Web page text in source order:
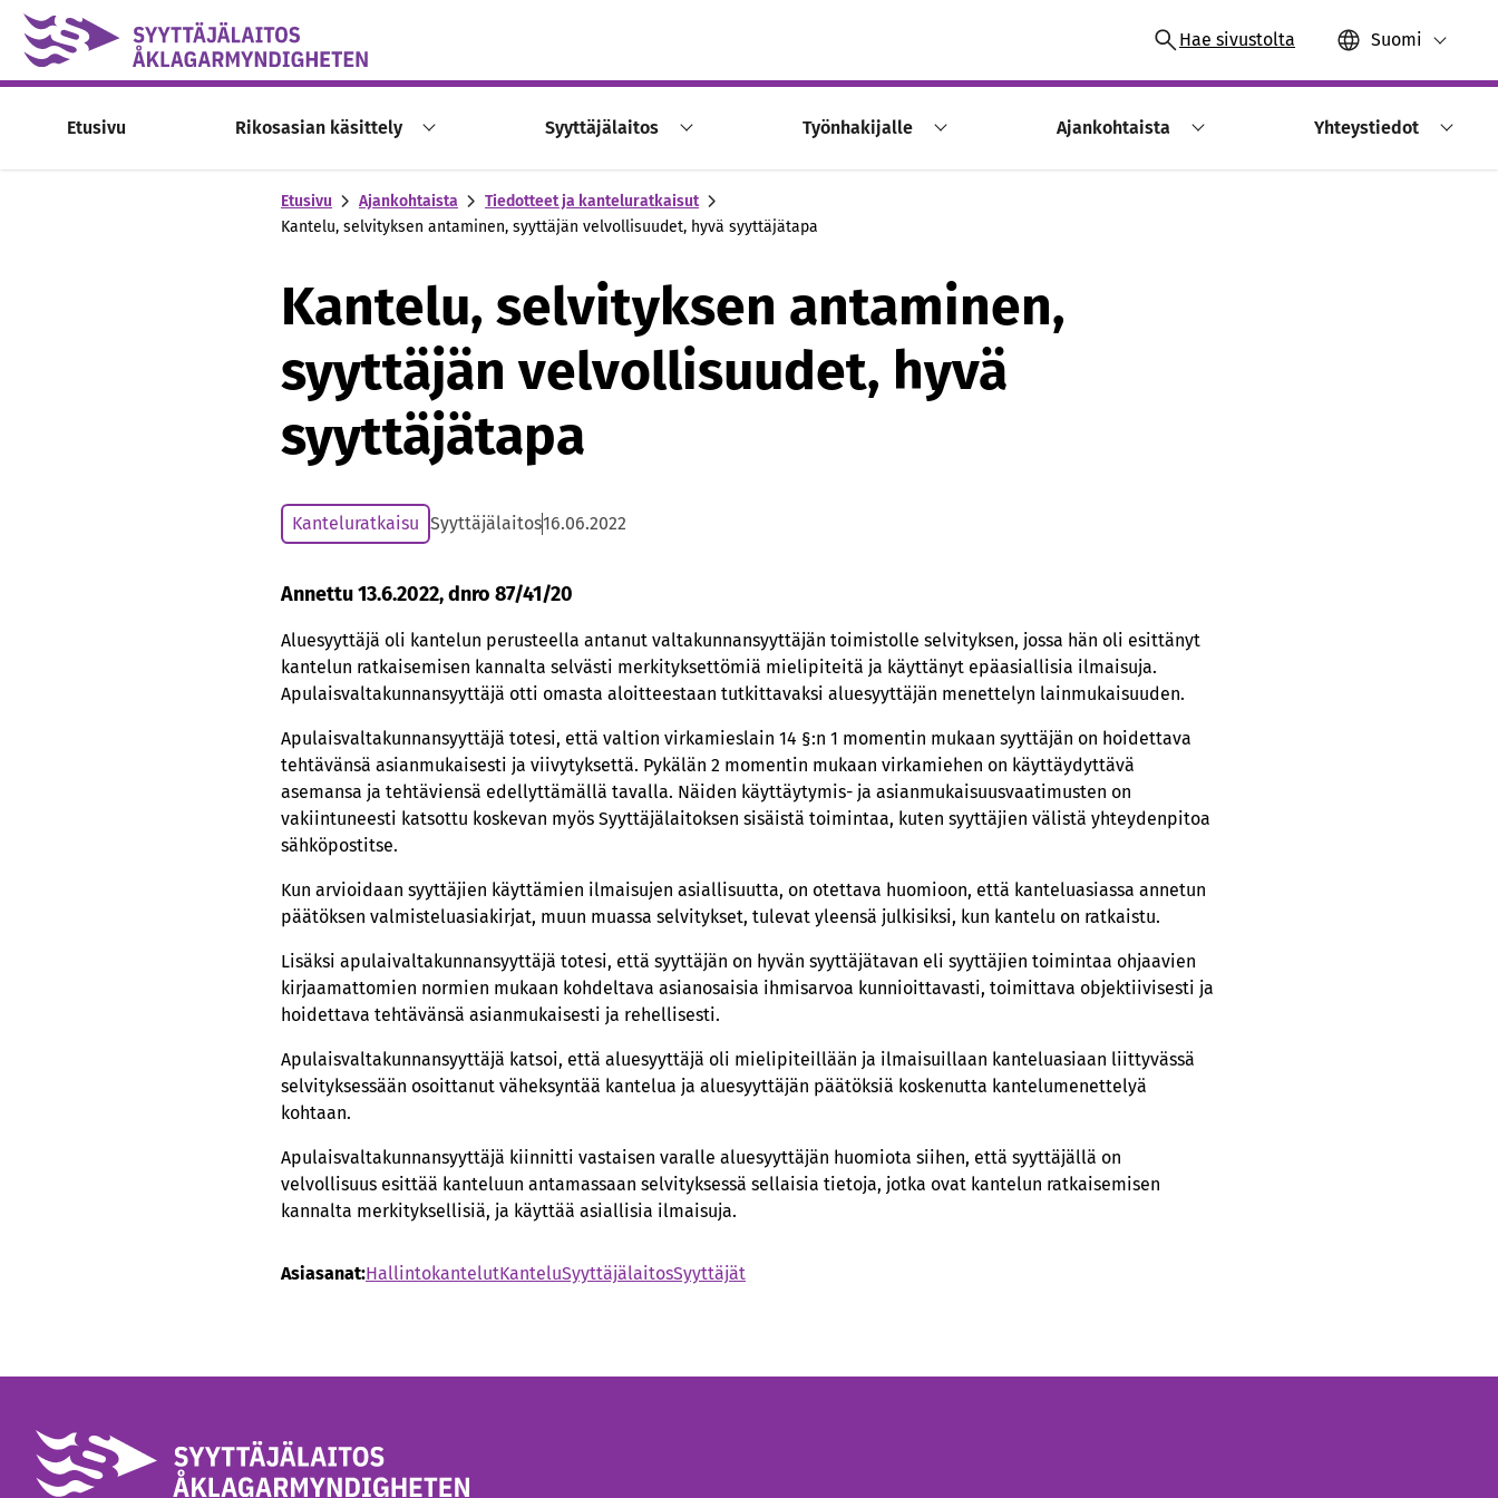
Skip to content -saavutettavuusohje
Hae sivustolta Suomi
Etusivu Rikosasian käsittely Syyttäjälaitos Työnhakijalle Ajankohtaista Yhteystiedot
Etusivu Ajankohtaista
Tiedotteet ja kanteluratkaisut
Kantelu, selvityksen antaminen, syyttäjän velvollisuudet, hyvä syyttäjätapa
Kantelu, selvityksen antaminen,
syyttäjän velvollisuudet, hyvä
syyttäjätapa
Kanteluratkaisu Syyttäjälaitos16.06.2022
Annettu 13.6.2022, dnro 87/41/20
Aluesyyttäjä oli kantelun perusteella antanut valtakunnansyyttäjän toimistolle selvityksen, jossa hän oli esittänyt
kantelun ratkaisemisen kannalta selvästi merkityksettömiä mielipiteitä ja käyttänyt epäasiallisia ilmaisuja.
Apulaisvaltakunnansyyttäjä otti omasta aloitteestaan tutkittavaksi aluesyyttäjän menettelyn lainmukaisuuden.
Apulaisvaltakunnansyyttäjä totesi, että valtion virkamieslain 14 §:n 1 momentin mukaan syyttäjän on hoidettava
tehtävänsä asianmukaisesti ja viivytyksettä. Pykälän 2 momentin mukaan virkamiehen on käyttäydyttävä
asemansa ja tehtäviensä edellyttämällä tavalla. Näiden käyttäytymis- ja asianmukaisuusvaatimusten on
vakiintuneesti katsottu koskevan myös Syyttäjälaitoksen sisäistä toimintaa, kuten syyttäjien välistä yhteydenpitoa
sähköpostitse.
Kun arvioidaan syyttäjien käyttämien ilmaisujen asiallisuutta, on otettava huomioon, että kanteluasiassa annetun
päätöksen valmisteluasiakirjat, muun muassa selvitykset, tulevat yleensä julkisiksi, kun kantelu on ratkaistu.
Lisäksi apulaivaltakunnansyyttäjä totesi, että syyttäjän on hyvän syyttäjätavan eli syyttäjien toimintaa ohjaavien
kirjaamattomien normien mukaan kohdeltava asianosaisia ihmisarvoa kunnioittavasti, toimittava objektiivisesti ja
hoidettava tehtävänsä asianmukaisesti ja rehellisesti.
Apulaisvaltakunnansyyttäjä katsoi, että aluesyyttäjä oli mielipiteillään ja ilmaisuillaan kanteluasiaan liittyvässä
selvityksessään osoittanut väheksyntää kantelua ja aluesyyttäjän päätöksiä koskenutta kantelumenettelyä
kohtaan.
Apulaisvaltakunnansyyttäjä kiinnitti vastaisen varalle aluesyyttäjän huomiota siihen, että syyttäjällä on
velvollisuus esittää kanteluun antamassaan selvityksessä sellaisia tietoja, jotka ovat kantelun ratkaisemisen
kannalta merkityksellisiä, ja käyttää asiallisia ilmaisuja.
Asiasanat:HallintokantelutKanteluSyyttäjälaitosSyyttäjät